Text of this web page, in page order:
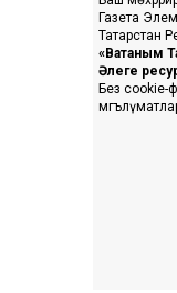
Газета
Татарстан
«Ватаным
Әлеге
Без cookie-